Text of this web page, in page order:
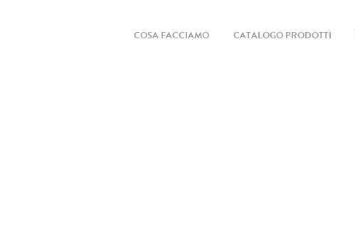
COSA FACCIAMO CATALOGO PRODOTTI